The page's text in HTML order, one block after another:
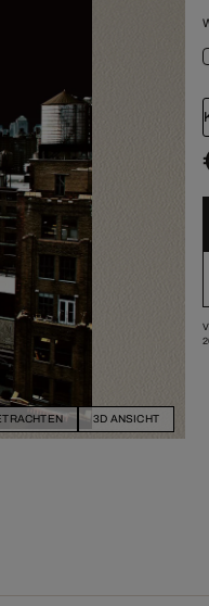
3D ANSICHT